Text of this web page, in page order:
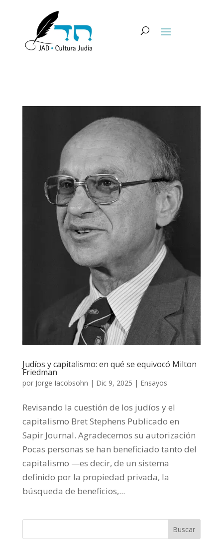
Judíos y capitalismo: en qué se equivocó Milton
Friedman
por Jorge Iacobsohn | Dic 9, 2025 | Ensayos
Revisando la cuestión de los judíos y el
capitalismo Bret Stephens Publicado en
Sapir Journal. Agradecemos su autorización
Pocas personas se han beneficiado tanto del
capitalismo —es decir, de un sistema
definido por la propiedad privada, la
búsqueda de beneficios,...
Buscar